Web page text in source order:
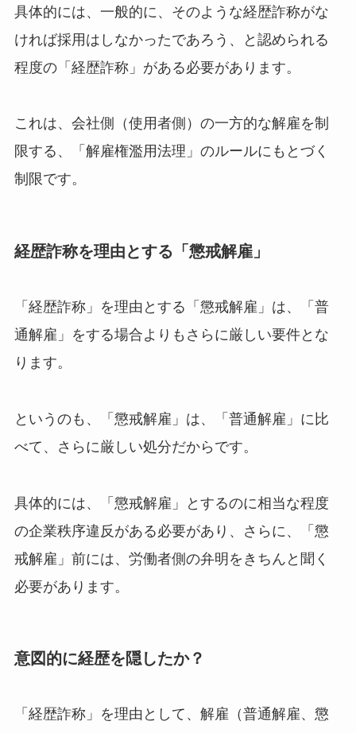
具体的には、一般的に、そのような経歴詐称がな
ければ採用はしなかったであろう、と認められる
程度の「経歴詐称」がある必要があります。
これは、会社側（使用者側）の一方的な解雇を制
限する、「解雇権濫用法理」のルールにもとづく
制限です。
経歴詐称を理由とする「懲戒解雇」
「経歴詐称」を理由とする「懲戒解雇」は、「普
通解雇」をする場合よりもさらに厳しい要件とな
ります。
というのも、「懲戒解雇」は、「普通解雇」に比
べて、さらに厳しい処分だからです。
具体的には、「懲戒解雇」とするのに相当な程度
の企業秩序違反がある必要があり、さらに、「懲
戒解雇」前には、労働者側の弁明をきちんと聞く
必要があります。
意図的に経歴を隠したか？
「経歴詐称」を理由として、解雇（普通解雇、懲